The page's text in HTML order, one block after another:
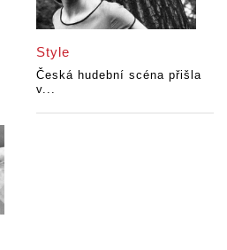
Style
Česká hudební scéna přišla
v...